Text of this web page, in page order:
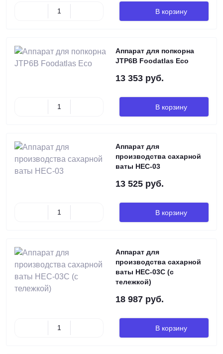
В корзину
Аппарат для попкорна
JTP6B Foodatlas Eco
13 353 руб.
В корзину
Аппарат для
производства сахарной
ваты HEC-03
13 525 руб.
В корзину
Аппарат для
производства сахарной
ваты HEC-03C (с
тележкой)
18 987 руб.
В корзину